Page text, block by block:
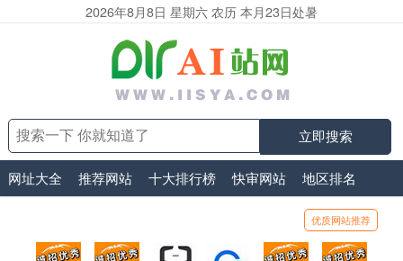
2026年8月8日 星期六 农历 本月23日处暑
立即搜索
网址大全 推荐网站 十大排行榜 快审网站 地区排名
优质网站推荐
顶部广告位1顶部广告位2阿里云 腾讯云 顶部广告位5